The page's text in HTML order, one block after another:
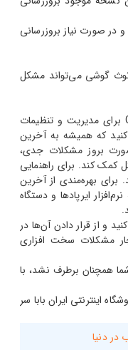
در صورت نیاز بروزرسانی
گوشی می‌تواند مشکل
به طور کلی، اپلیکیشن Galaxy Wearable برای مدیریت و تنظیمات
که همیشه به آخرین
بروز مشکلات جدی،
کند. برای راهنمایی
برای بهره‌مندی از آخرین
ایرپادها و دستگاه
و از قرار دادن آن‌ها در
مشکلات سخت افزاری
همچنان برطرف نشد، با
اینترنتی ایران بابا سر